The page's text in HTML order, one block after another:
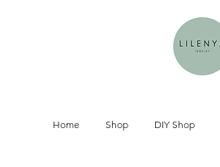
Home Shop DIY Shop